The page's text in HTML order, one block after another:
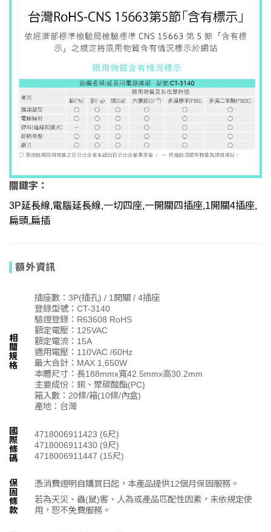
關鍵字：
3P延長線,電腦延長線,一切四座,一開關四插座,1開關4插座,
扁頭,扁插
額外資訊
相
關
規
格
插座數：3P(插孔) / 1開關 / 4插座
登錄型號：CT-3140
驗證登錄：R63608 RoHS
額定電壓：125VAC
額定電流：15A
適用電壓：110VAC /60Hz
最大合計：MAX 1,650W
本體尺寸：長188mmx寬42.5mmx高30.2mm
主要成份：銅、聚碳酸酯(PC)
箱入數：20條/箱(10條/內盒)
產地：台灣
國
際
條
碼
4718006911423 (6尺)
4718006911430 (9尺)
4718006911447 (15尺)
保
固
條
款
憑消費證明自購買日起，本產品提供12個月保固服務。
若為天災、蟲(鼠)害、人為或產品匹配性因素，未依規定使
用，恕不免費服務。